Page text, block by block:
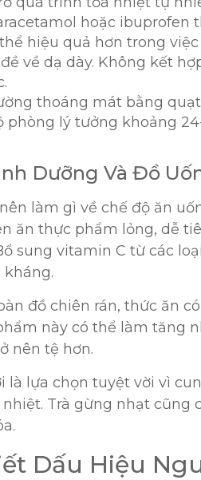
hoặc ibuprofen
hiệu quả hơn trong
về dạ dày. Không kết
thoáng mát bằng
phòng lý tưởng khoảng
Dưỡng Và Đồ
làm gì về chế độ ăn
ăn thực phẩm lỏng, dễ
sung vitamin C từ các
kháng.
đồ chiên rán, thức ăn
này có thể làm tăng
nên tệ hơn.
là lựa chọn tuyệt vời vì
Trà gừng nhạt cũng
Dấu Hiệu